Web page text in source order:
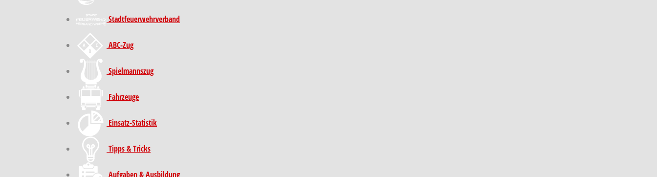
Stadt­feuer­wehr­verband
ABC-Zug
Spielmannszug
Fahrzeuge
Einsatz-Statistik
Tipps & Tricks
Aufgaben & Ausbildung